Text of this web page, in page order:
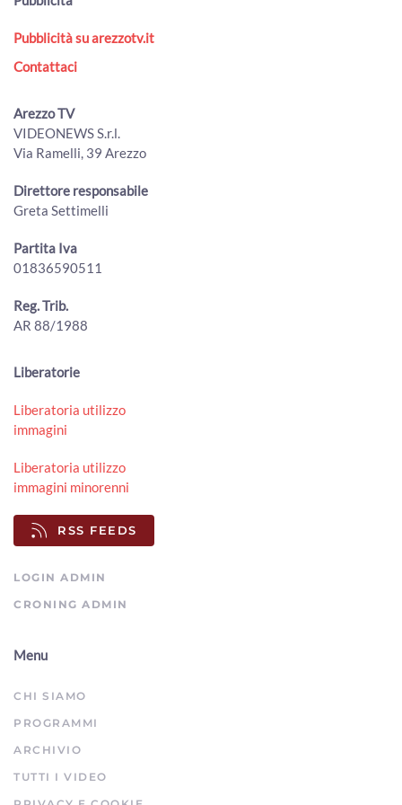
00:02:06 - Venerdì, 31 Luglio 2026
ArezzoTV
stremo": l'allarme lanciato da Cia Arezzo
00:02:15 - Giovedì, 30 Luglio 2026
al recupero
Scuola di San Leo chiusa e collegamento con Indicatore,
ArezzoTV
00:01:31 - Martedì, 28 Luglio 2026
ArezzoTV
Pubblicità su arezzotv.it
Contattaci
Arezzo TV
VIDEONEWS S.r.l.
Via Ramelli, 39 Arezzo
Direttore responsabile
Greta Settimelli
Partita Iva
01836590511
Reg. Trib.
AR 88/1988
Liberatorie
Liberatoria utilizzo
immagini
Liberatoria utilizzo
immagini minorenni
RSS FEEDS
LOGIN ADMIN
CRONING ADMIN
Menu
CHI SIAMO
PROGRAMMI
ARCHIVIO
TUTTI I VIDEO